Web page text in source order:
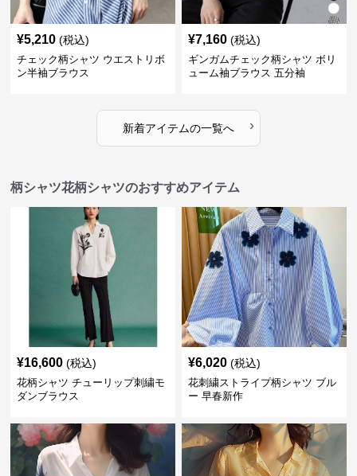
¥5,210 (税込)
チェック柄シャツ ウエストリボ
ン半袖ブラウス
¥7,160 (税込)
ギンガムチェック柄シャツ ボリ
ューム袖ブラウス 五分袖
新着アイテムの一覧へ ›
柄シャツ花柄シャツのおすすめアイテム
¥16,600 (税込)
花柄シャツ チューリップ刺繍モ
ダンブラウス
¥6,020 (税込)
花刺繍ストライプ柄シャツ ブル
ー 早春新作